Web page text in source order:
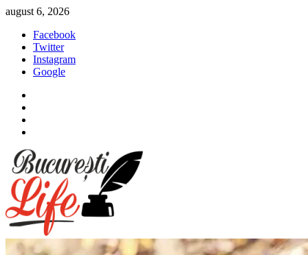
Sari
conținut
august 6, 2026
Facebook
Twitter
Instagram
Google